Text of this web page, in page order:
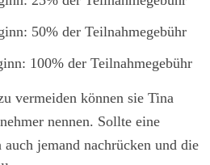
50% der Teilnahmegebühr
100% der Teilnahmegebühr
vermeiden können sie Tina
nennen. Sollte eine
auch jemand nachrücken und die